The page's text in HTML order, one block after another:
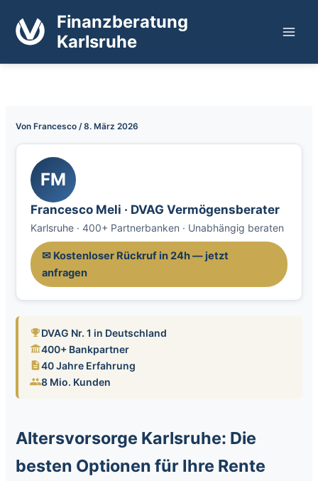
Inhalt
springen
Finanzberatung
Karlsruhe
Von Francesco/8. März 2026
FM
Francesco Meli · DVAG Vermögensberater
Karlsruhe · 400+ Partnerbanken · Unabhängig beraten
✉ Kostenloser Rückruf in 24h — jetzt
anfragen
DVAG Nr. 1 in Deutschland
400+ Bankpartner
40 Jahre Erfahrung
8 Mio. Kunden
Altersvorsorge Karlsruhe: Die
besten Optionen für Ihre Rente